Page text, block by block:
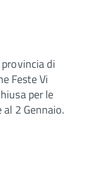
di
Feste Vi
per le
2 Gennaio.